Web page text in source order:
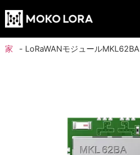
家 - LoRaWANモジュールMKL62BA